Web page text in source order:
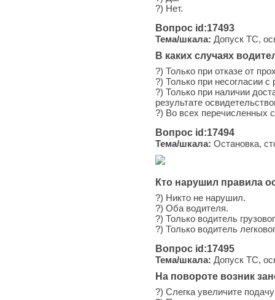
?) Нет.
Вопрос id:17493
Тема/шкала: Допуск ТС,
В каких случаях
?) Только при отказе от
?) Только при несогласии с
?) Только при наличии
результате
?) Во всех перечисленных
Вопрос id:17494
Тема/шкала: Остановка,
Кто нарушил правила
?) Никто не нарушил.
?) Оба водителя.
?) Только водитель
?) Только водитель
Вопрос id:17495
Тема/шкала: Допуск ТС,
На повороте возник
?) Слегка увеличите